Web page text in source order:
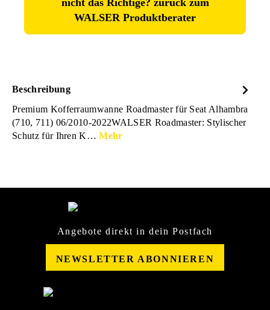
WALSER Produktberater
Beschreibung
Premium Kofferraumwanne Roadmaster für Seat Alhambra
(710, 711) 06/2010-2022WALSER Roadmaster: Stylischer
Schutz für Ihren K…Mehr
Angebote direkt in dein Postfach
NEWSLETTER ABONNIEREN